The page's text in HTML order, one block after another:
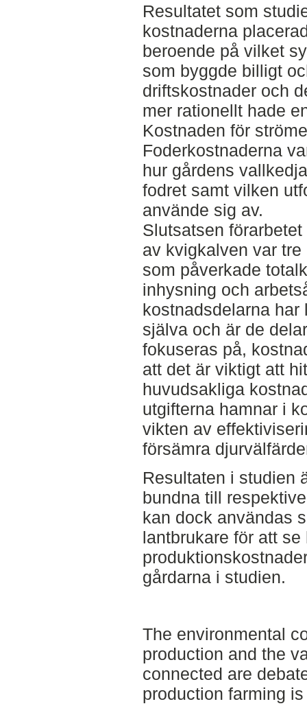
Resultatet som
kostnaderna
beroende på vilket
som byggde billigt
driftskostnader och
mer rationellt hade
Kostnaden för
Foderkostnaderna
hur gårdens
fodret samt vilken
använde sig av.
Slutsatsen
av kvigkalven var
som påverkade
inhysning och
kostnadsdelarna
själva och är de
fokuseras på,
att det är viktigt att
huvudsakliga
utgifterna hamnar i
vikten av
försämra
Resultaten i studien
bundna till
kan dock användas
lantbrukare för att se
gårdarna i studien.
The environmental
production and the
connected are
production farming